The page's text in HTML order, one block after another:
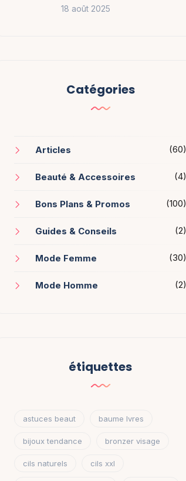
18 août 2025
Catégories
Articles (60)
Beauté & Accessoires (4)
Bons Plans & Promos (100)
Guides & Conseils (2)
Mode Femme (30)
Mode Homme (2)
étiquettes
astuces beaut baume lvres
bijoux tendance bronzer visage
cils naturels cils xxl